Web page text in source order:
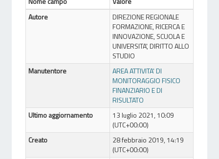
Autore
DIREZIONE REGIONALE
FORMAZIONE, RICERCA E
INNOVAZIONE, SCUOLA E
UNIVERSITA', DIRITTO ALLO
STUDIO
Manutentore
AREA ATTIVITA' DI
MONITORAGGIO FISICO
FINANZIARIO E DI
RISULTATO
Ultimo aggiornamento
13 luglio 2021, 10:09
(UTC+00:00)
Creato
28 febbraio 2019, 14:19
(UTC+00:00)